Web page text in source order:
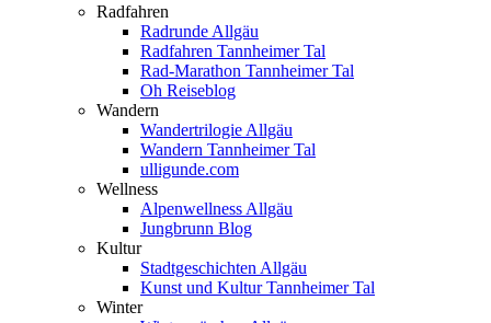
Radfahren
Radrunde Allgäu
Radfahren Tannheimer Tal
Rad-Marathon Tannheimer Tal
Oh Reiseblog
Wandern
Wandertrilogie Allgäu
Wandern Tannheimer Tal
ulligunde.com
Wellness
Alpenwellness Allgäu
Jungbrunn Blog
Kultur
Stadtgeschichten Allgäu
Kunst und Kultur Tannheimer Tal
Winter